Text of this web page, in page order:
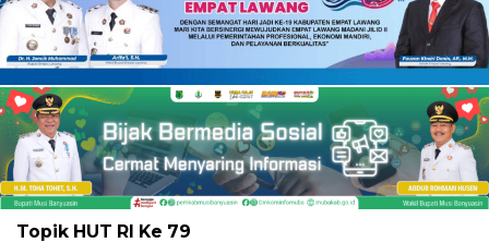
Topik HUT RI Ke 79